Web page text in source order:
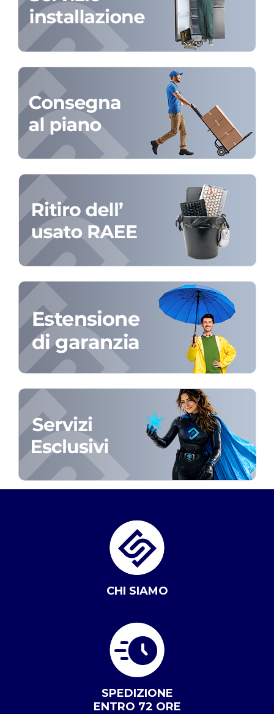
CHI SIAMO
SPEDIZIONE
ENTRO 72 ORE